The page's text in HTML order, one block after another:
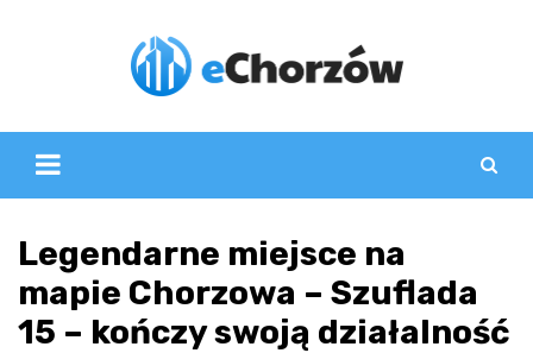
Legendarne miejsce na
mapie Chorzowa – Szuflada
15 – kończy swoją działalność